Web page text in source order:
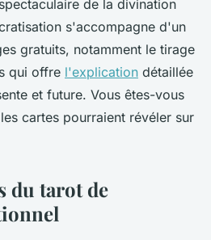
de la divination
s'accompagne d'un
gratuits, notamment le tirage
qui offre l'explication détaillée
et future. Vous êtes-vous
cartes pourraient révéler sur
du tarot de